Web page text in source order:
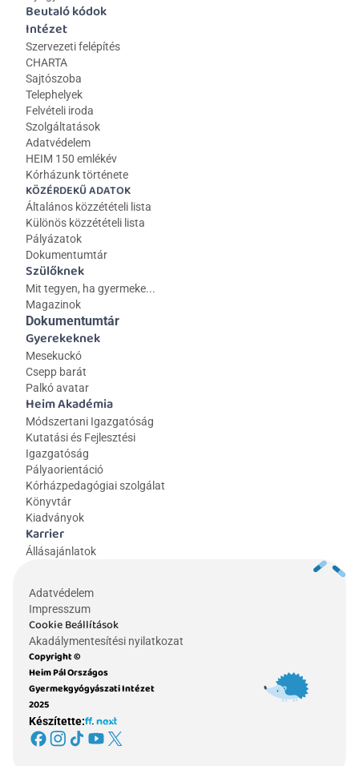
Beutaló kódok
Intézet
Szervezeti felépítés
CHARTA
Sajtószoba
Telephelyek
Felvételi iroda
Szolgáltatások
Adatvédelem
HEIM 150 emlékév
Kórházunk története
KÖZÉRDEKŰ ADATOK
Általános közzétételi lista
Különös közzétételi lista
Pályázatok
Dokumentumtár
Szülőknek
Mit tegyen, ha gyermeke...
Magazinok
Gyerekeknek
Mesekuckó
Csepp barát
Palkó avatar
Heim Akadémia
Módszertani Igazgatóság
Kutatási és Fejlesztési
Igazgatóság
Pályaorientáció
Kórházpedagógiai szolgálat
Könyvtár
Kiadványok
Karrier
Állásajánlatok
Dokumentumtár
Adatvédelem
Impresszum
Cookie Beállítások
Akadálymentesítési nyilatkozat
Copyright ©
Heim Pál Országos
Gyermekgyógyászati Intézet
2025
Készítette: